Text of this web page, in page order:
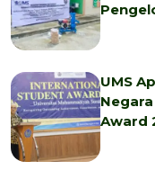
UMS
Award